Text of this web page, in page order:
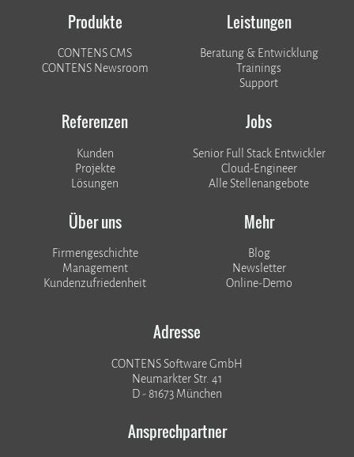
Produkte
CONTENS CMS
CONTENS Newsroom
Leistungen
Beratung & Entwicklung
Trainings
Support
Referenzen
Kunden
​​​​​​​Projekte
Lösungen
Jobs
Senior Full Stack Entwickler
Cloud-Engineer
Alle Stellenangebote
Über uns
Firmengeschichte
Management
Kundenzufriedenheit
Mehr
Blog
Newsletter
Online-Demo
Adresse
CONTENS Software GmbH
Neumarkter Str. 41
D - 81673 München
Ansprechpartner